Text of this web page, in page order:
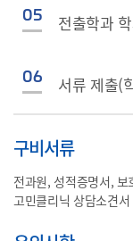
05 전출학과
06 서류 제출(
구비서류
전과원, 성적증명서,
고민클리닉 상담소견서